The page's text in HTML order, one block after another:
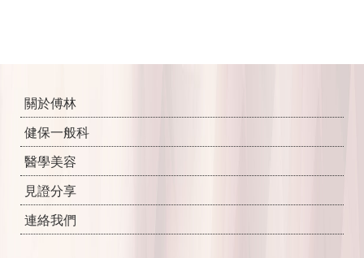
關於傅林
健保一般科
醫學美容
見證分享
連絡我們